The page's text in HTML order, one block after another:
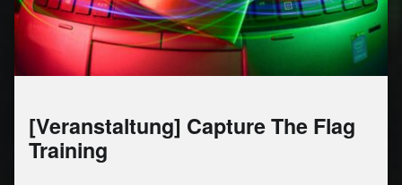
[Veranstaltung] Capture The Flag
Training